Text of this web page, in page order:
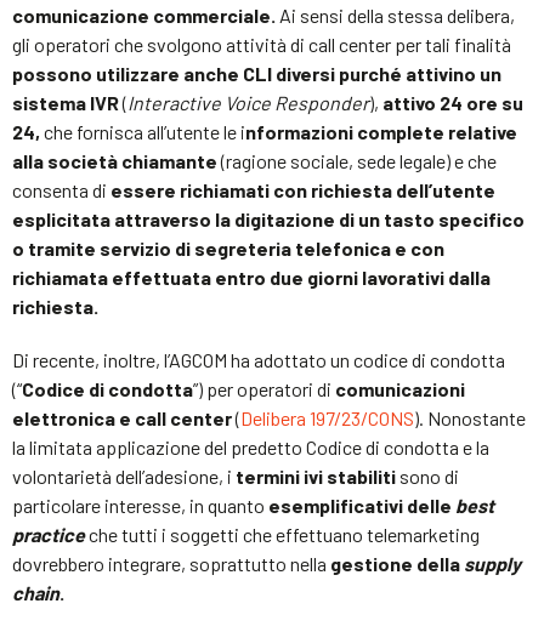
comunicazione commerciale. Ai sensi della stessa delibera,
gli operatori che svolgono attività di call center per tali finalità
possono utilizzare anche CLI diversi purché attivino un
sistema IVR(Interactive Voice Responder), attivo 24 ore su
24, che fornisca all’utente le informazioni complete relative
alla società chiamante(ragione sociale, sede legale) e che
consenta di essere richiamati con richiesta dell’utente
esplicitata attraverso la digitazione di un tasto specifico
o tramite servizio di segreteria telefonica e con
richiamata effettuata entro due giorni lavorativi dalla
richiesta.
Di recente, inoltre, l’AGCOM ha adottato un codice di condotta
(“Codice di condotta”) per operatori di comunicazioni
elettronica e call center(Delibera 197/23/CONS). Nonostante
la limitata applicazione del predetto Codice di condotta e la
volontarietà dell’adesione, i termini ivi stabiliti sono di
particolare interesse, in quanto esemplificativi delle best
practiceche tutti i soggetti che effettuano telemarketing
dovrebbero integrare, soprattutto nella gestione della supply
chain.